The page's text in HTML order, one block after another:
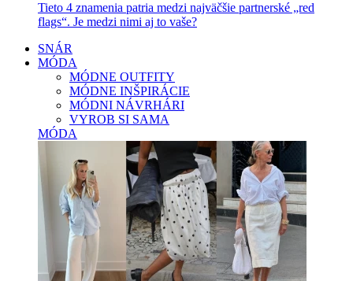
Tieto 4 znamenia patria medzi najväčšie partnerské „red
flags“. Je medzi nimi aj to vaše?
SNÁR
MÓDA
MÓDNE OUTFITY
MÓDNE INŠPIRÁCIE
MÓDNI NÁVRHÁRI
VYROB SI SAMA
MÓDA